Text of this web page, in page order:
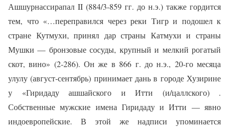
Ашшурнассирапал II (884/3-859 гг. до н.э.) также гордится
тем, что «…переправился через реки Тигр и подошел к
стране Кутмухи, принял дар страны Катмухи и страны
Мушки — бронзовые сосуды, крупный и мелкий рогатый
скот, вино» (2-286). Он же в 866 г. до н.э., 20-го месяца
улулу (август-сентябрь) принимает дань в городе Хузирине
у «Гиридаду ашшайского и Итти (и/цаллского) .
Собственные мужские имена Гиридаду и Итти — явно
индоевропейские. В этой же надписи упоминается